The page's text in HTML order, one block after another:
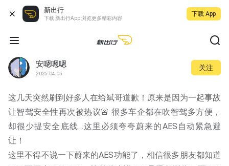
新出行
下载 新出行App 浏览更多精彩内容
下载 App
安嗯嗯嗯
2025-04-05
关注
这几天突然刷到好多人在给斌哥道歉！原来是因为一起事故
让智驾安全性再次被热议🚨 很多车企都在吹智驾多方便，
却很少提安全底线…这里必须夸夸蔚来的AES自动紧急避
让！
这里不得不说一下蔚来的AES功能了，相信很多朋友都知道